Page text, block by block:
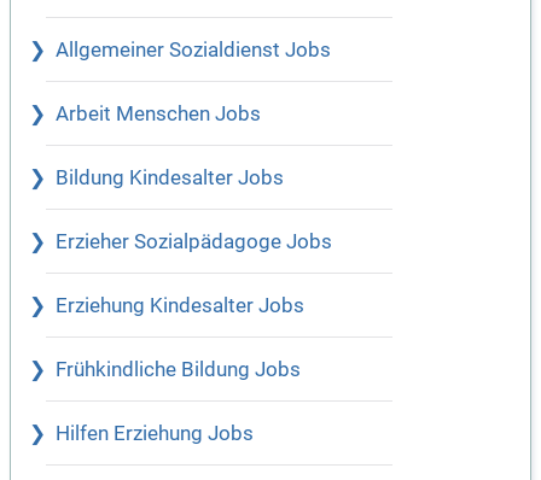
Allgemeiner Sozialdienst Jobs
Arbeit Menschen Jobs
Bildung Kindesalter Jobs
Erzieher Sozialpädagoge Jobs
Erziehung Kindesalter Jobs
Frühkindliche Bildung Jobs
Hilfen Erziehung Jobs